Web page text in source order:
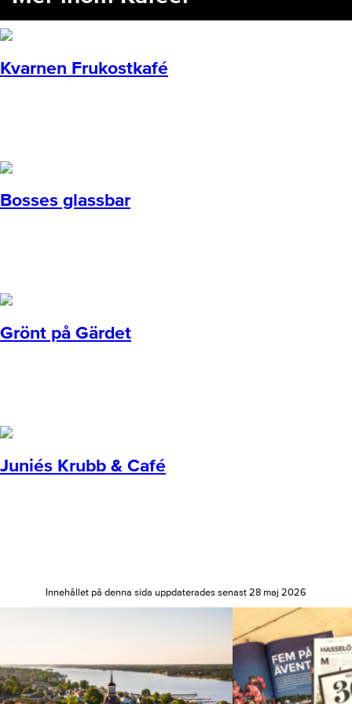
Kvarnen Frukostkafé
Bosses glassbar
Grönt på Gärdet
Juniés Krubb & Café
Innehållet på denna sida uppdaterades senast 28 maj 2026